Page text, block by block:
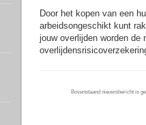
Door het kopen van een
arbeidsongeschikt kunt
jouw overlijden worden de
Bovenstaand nieuwsbericht is